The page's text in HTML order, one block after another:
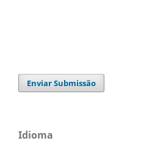
Enviar Submissão
Idioma